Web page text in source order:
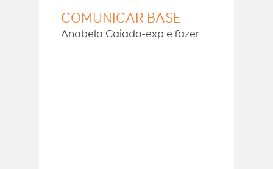
COMUNICAR BASE
Anabela Caiado-exp e fazer